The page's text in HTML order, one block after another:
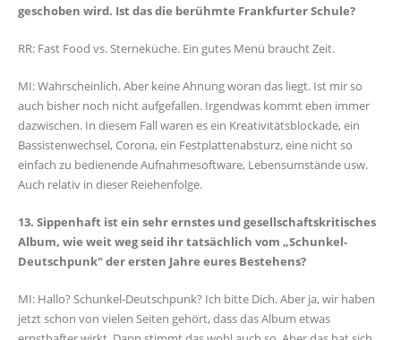
geschoben wird. Ist das die berühmte Frankfurter Schule?
RR: Fast Food vs. Sterneküche. Ein gutes Menü braucht Zeit.
MI: Wahrscheinlich. Aber keine Ahnung woran das liegt. Ist mir so
auch bisher noch nicht aufgefallen. Irgendwas kommt eben immer
dazwischen. In diesem Fall waren es ein Kreativitätsblockade, ein
Bassistenwechsel, Corona, ein Festplattenabsturz, eine nicht so
einfach zu bedienende Aufnahmesoftware, Lebensumstände usw.
Auch relativ in dieser Reiehenfolge.
13. Sippenhaft ist ein sehr ernstes und gesellschaftskritisches
Album, wie weit weg seid ihr tatsächlich vom „Schunkel-
Deutschpunk" der ersten Jahre eures Bestehens?
MI: Hallo? Schunkel-Deutschpunk? Ich bitte Dich. Aber ja, wir haben
jetzt schon von vielen Seiten gehört, dass das Album etwas